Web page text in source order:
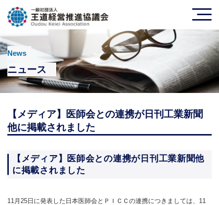
News
ニュース
【メディア】医師会との連携が日刊工業新聞
他に掲載されました
【メディア】医師会との連携が日刊工業新聞他
に掲載されました
11月25日に発表した日本医師会とＰＩＣＣの連携につきましては、11